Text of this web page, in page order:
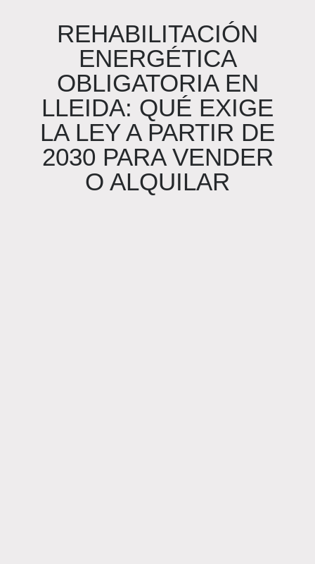
REHABILITACIÓN
ENERGÉTICA
OBLIGATORIA EN
LLEIDA: QUÉ EXIGE
LA LEY A PARTIR DE
2030 PARA VENDER
O ALQUILAR